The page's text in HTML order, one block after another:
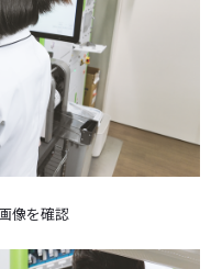
像を確認